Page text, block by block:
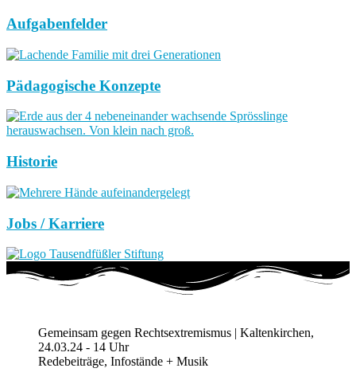
Aufgabenfelder
Pädagogische Konzepte
Historie
Jobs / Karriere
Gemeinsam gegen Rechtsextremismus | Kaltenkirchen,
24.03.24 - 14 Uhr
Redebeiträge, Infostände + Musik